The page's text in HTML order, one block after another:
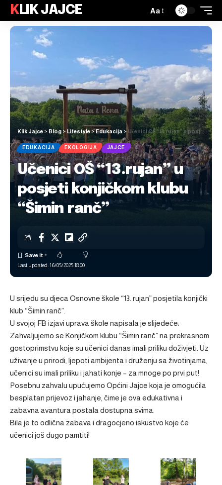
KLIK JAJCE Aa
Klik Jajce > Blog> Lifestyle>Edukacija > Učenici OŠ “13.rujan” u posjeti konjičkom klubu “Šimin ranč”
EDUKACIJA EKOLOGIJA JAJCE
Učenici OŠ “13.rujan” u
posjeti konjičkom klubu
“Šimin ranč”
Last updated: 16/05/2025 18:00
U srijedu su djeca Osnovne škole “13. rujan” posjetila konjički
klub “Šimin ranč”.
U svojoj FB izjavi uprava škole napisala je slijedeće:
Zahvaljujemo se Konjičkom klubu “Šimin ranč” na prekrasnom
gostoprimstvu koje su učenici danas imali priliku doživjeti. Uz
uživanje u prirodi, ljepoti ambijenta i druženju sa životinjama,
učenici su imali priliku i jahati konje – za mnoge po prvi put!
Posebnu zahvalu upućujemo Općini Jajce koja je omogućila
besplatan prijevoz i jahanje, čime je ova edukativna i
zabavna avantura postala dostupna svima.
Bila je to odlična zabava i dragocjeno iskustvo koje će
učenici još dugo pamtiti!